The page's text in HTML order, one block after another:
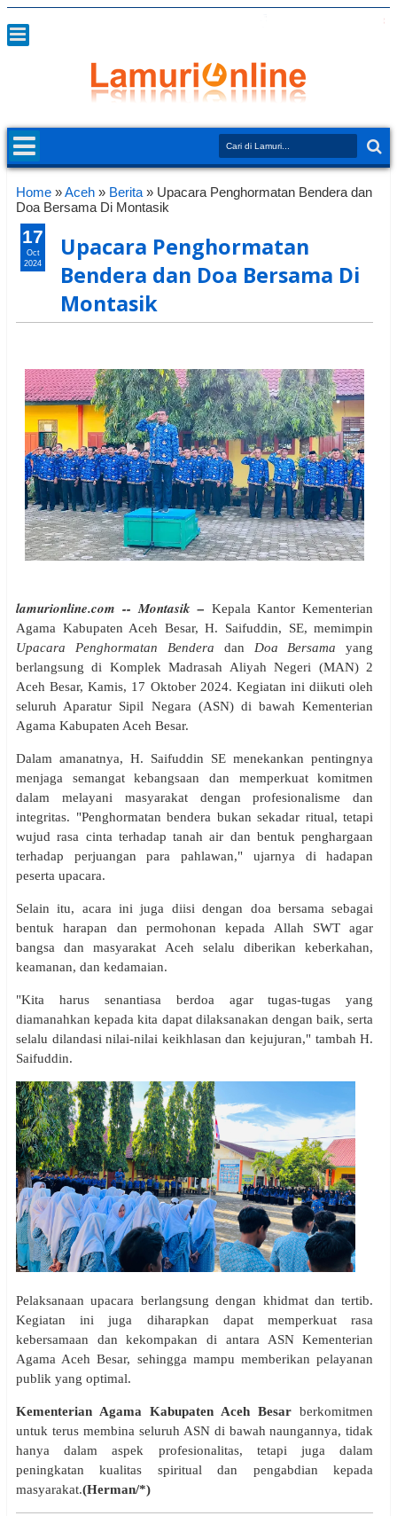
Home »Aceh » Berita » Upacara Penghormatan Bendera dan
Doa Bersama Di Montasik
Upacara Penghormatan
Bendera dan Doa Bersama Di
Montasik
lamurionline.com -- Montasik – Kepala Kantor Kementerian
Agama Kabupaten Aceh Besar, H. Saifuddin, SE, memimpin
Upacara Penghormatan Bendera dan Doa Bersama yang
berlangsung di Komplek Madrasah Aliyah Negeri (MAN) 2
Aceh Besar, Kamis, 17 Oktober 2024. Kegiatan ini diikuti oleh
seluruh Aparatur Sipil Negara (ASN) di bawah Kementerian
Agama Kabupaten Aceh Besar.
Dalam amanatnya, H. Saifuddin SE menekankan pentingnya
menjaga semangat kebangsaan dan memperkuat komitmen
dalam melayani masyarakat dengan profesionalisme dan
integritas. "Penghormatan bendera bukan sekadar ritual, tetapi
wujud rasa cinta terhadap tanah air dan bentuk penghargaan
terhadap perjuangan para pahlawan," ujarnya di hadapan
peserta upacara.
Selain itu, acara ini juga diisi dengan doa bersama sebagai
bentuk harapan dan permohonan kepada Allah SWT agar
bangsa dan masyarakat Aceh selalu diberikan keberkahan,
keamanan, dan kedamaian.
"Kita harus senantiasa berdoa agar tugas-tugas yang
diamanahkan kepada kita dapat dilaksanakan dengan baik, serta
selalu dilandasi nilai-nilai keikhlasan dan kejujuran," tambah H.
Saifuddin.
Pelaksanaan upacara berlangsung dengan khidmat dan tertib.
Kegiatan ini juga diharapkan dapat memperkuat rasa
kebersamaan dan kekompakan di antara ASN Kementerian
Agama Aceh Besar, sehingga mampu memberikan pelayanan
publik yang optimal.
Kementerian Agama Kabupaten Aceh Besar berkomitmen
untuk terus membina seluruh ASN di bawah naungannya, tidak
hanya dalam aspek profesionalitas, tetapi juga dalam
peningkatan kualitas spiritual dan pengabdian kepada
masyarakat.(Herman/*)
17
Oct
2024